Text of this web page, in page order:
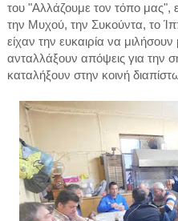
του "Αλλάζουμε τον τόπο μας",
την Μυχού, την Συκούντα, το
είχαν την ευκαιρία να
ανταλλάξουν απόψεις για την
καταλήξουν στην κοινή